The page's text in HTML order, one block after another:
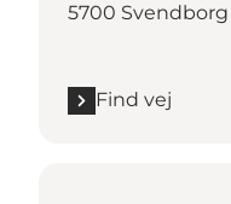
5700 Svendborg
Find vej